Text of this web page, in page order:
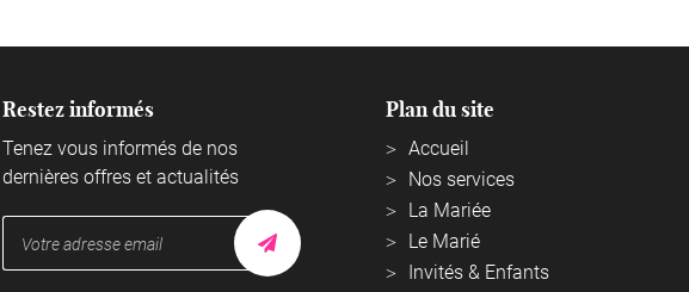
de
Laura Chauvet - Photographe
5 bis boulevard du champs de
45600 Sully-sur-Loire
Afficher la carte
Restez informés
Tenez vous informés de nos
dernières offres et actualités
Plan du site
Accueil
Nos services
La Mariée
Le Marié
Invités & Enfants